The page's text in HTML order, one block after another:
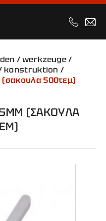
/werkzeuge/
konstruktion /
500τεμ)
(ΣΑΚΟΥΛΑ